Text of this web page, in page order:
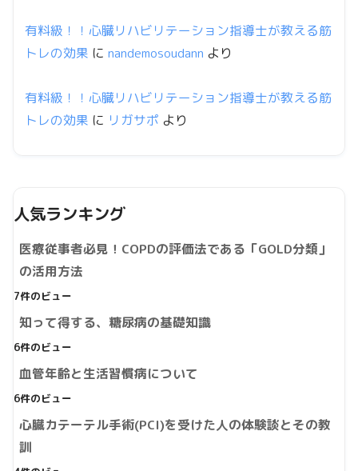
有料級！！心臓リハビリテーション指導士が教える筋
トレの効果 に nandemosoudann より
有料級！！心臓リハビリテーション指導士が教える筋
トレの効果 に リガサポ より
人気ランキング
医療従事者必見！COPDの評価法である「GOLD分類」
の活用方法
7件のビュー
知って得する、糖尿病の基礎知識
6件のビュー
血管年齢と生活習慣病について
6件のビュー
心臓カテーテル手術(PCI)を受けた人の体験談とその教
訓